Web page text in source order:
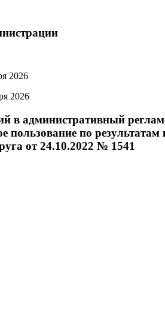
2026
2026
в административный
пользование по
от 24.10.2022 № 1541